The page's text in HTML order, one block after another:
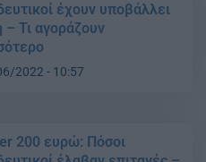
έχουν υποβάλλει
– Τι αγοράζουν
2022 - 10:57
200 ευρώ: Πόσοι